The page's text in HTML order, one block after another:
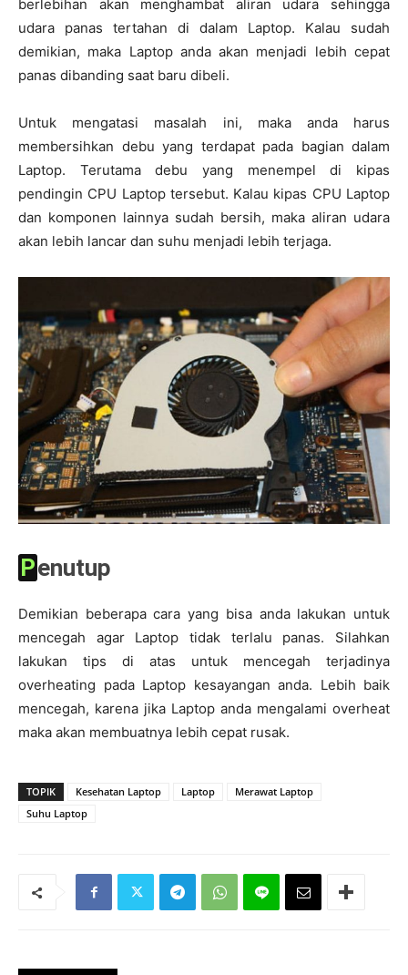
berlebihan akan menghambat aliran udara sehingga
udara panas tertahan di dalam Laptop. Kalau sudah
demikian, maka Laptop anda akan menjadi lebih cepat
panas dibanding saat baru dibeli.
Untuk mengatasi masalah ini, maka anda harus
membersihkan debu yang terdapat pada bagian dalam
Laptop. Terutama debu yang menempel di kipas
pendingin CPU Laptop tersebut. Kalau kipas CPU Laptop
dan komponen lainnya sudah bersih, maka aliran udara
akan lebih lancar dan suhu menjadi lebih terjaga.
Penutup
Demikian beberapa cara yang bisa anda lakukan untuk
mencegah agar Laptop tidak terlalu panas. Silahkan
lakukan tips di atas untuk mencegah terjadinya
overheating pada Laptop kesayangan anda. Lebih baik
mencegah, karena jika Laptop anda mengalami overheat
maka akan membuatnya lebih cepat rusak.
TOPIK Kesehatan Laptop Laptop
Merawat Laptop
Suhu Laptop